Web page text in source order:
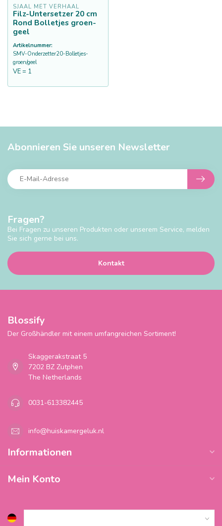
SJAAL MET VERHAAL
Filz-Untersetzer 20 cm
Rond Bolletjes groen-
geel
Artikelnummer:
SMV-Onderzetter20-Bolletjes-
groen/geel
VE = 1
Fragen?
Bei Fragen zu unseren Produkten oder unserem Service, melden
Sie sich gerne bei uns.
Kontakt
Abonnieren Sie unseren Newsletter
Blossify
Der Großhändler mit einem umfangreichen Sortiment!
Skaggerakstraat 5
7202 BZ Zutphen
The Netherlands
0031-613382445
info@huiskamergeluk.nl
Informationen
Mein Konto